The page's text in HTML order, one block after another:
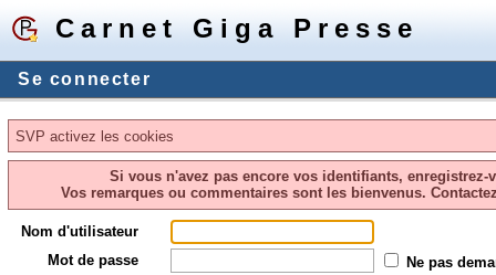
Carnet Giga Presse
Se connecter
SVP activez les cookies
Si vous n'avez pas encore vos identifiants,
Vos remarques ou commentaires sont les bienvenus.
Nom d'utilisateur
Mot de passe
Ne pas